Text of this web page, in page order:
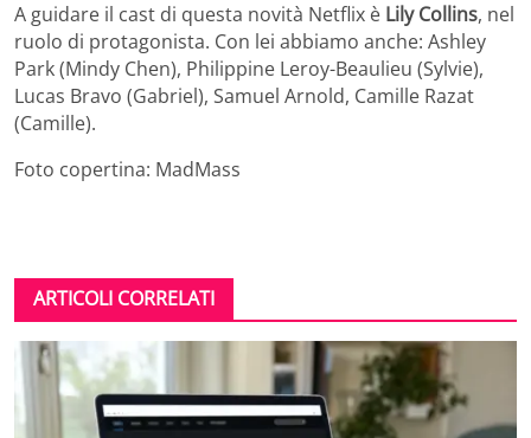
A guidare il cast di questa novità Netflix è Lily Collins, nel
ruolo di protagonista. Con lei abbiamo anche: Ashley
Park (Mindy Chen), Philippine Leroy-Beaulieu (Sylvie),
Lucas Bravo (Gabriel), Samuel Arnold, Camille Razat
(Camille).
Foto copertina: MadMass
ARTICOLI CORRELATI